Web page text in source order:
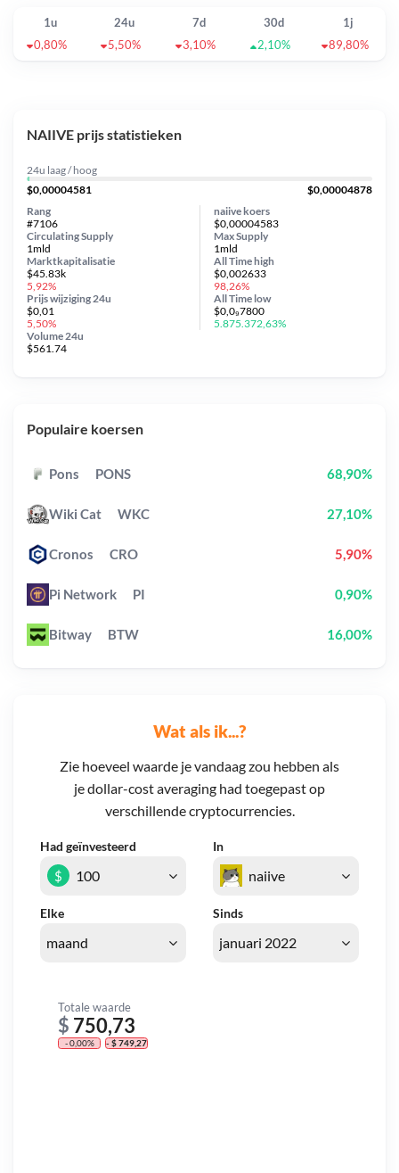
1u 24u 7d 30d
1j
0,80%
5,50% 3,10% 2,10% 89,80%
Wat als ik...?
Zie hoeveel waarde je vandaag zou hebben als
je dollar-cost averaging had toegepast op
verschillende cryptocurrencies.
Had geïnvesteerd In
Elke Sinds
$
Totale waarde
$ 750,73
- 0,00% - $ 749,27
NAIIVE prijs statistieken
24u laag / hoog
$0,00004581
$0,00004878
naiive koers
$0,00004583
Circulating Supply
1mld
Prijs wijziging 24u
$0,01
5,50%
Max Supply
1mld
Marktkapitalisatie
$45.83k
5,92%
Volume 24u
$561.74
Rang
#7106
All Timehigh
$0,002633
98,26%
All Time low
$0,0₉7800
5.875.372,63%
Populaire koersen
Pons PONS 68,90%
Wiki Cat WKC 27,10%
Cronos CRO 5,90%
Pi Network PI 0,90%
Bitway BTW 16,00%